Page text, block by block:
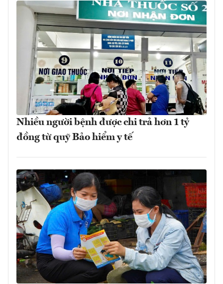
Nhiều người bệnh được chi trả hơn 1 tỷ
đồng từ quỹ Bảo hiểm y tế